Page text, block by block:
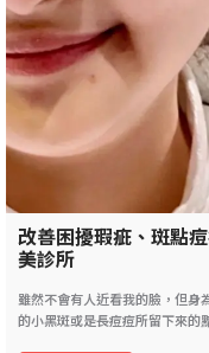
改善困擾瑕疵、斑點
美診所
雖然不會有人近看我的臉，但身
的小黑斑或是長痘痘所留下來的